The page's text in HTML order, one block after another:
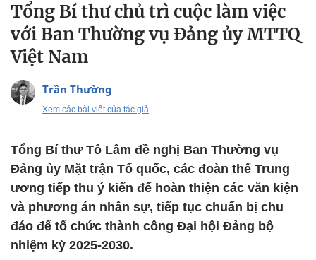
Tổng Bí thư chủ trì cuộc làm việc
với Ban Thường vụ Đảng ủy MTTQ
Việt Nam
Trần Thường
Xem các bài viết của tác giả
Tổng Bí thư Tô Lâm đề nghị Ban Thường vụ
Đảng ủy Mặt trận Tổ quốc, các đoàn thể Trung
ương tiếp thu ý kiến để hoàn thiện các văn kiện
và phương án nhân sự, tiếp tục chuẩn bị chu
đáo để tổ chức thành công Đại hội Đảng bộ
nhiệm kỳ 2025-2030.